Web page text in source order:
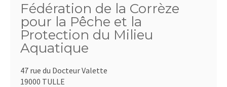
Fédération de la Corrèze
pour la Pêche et la
Protection du Milieu
Aquatique
47 rue du Docteur Valette
19000 TULLE